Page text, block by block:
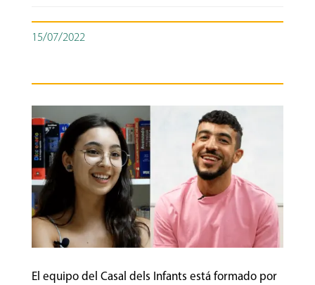
15/07/2022
El equipo del Casal dels Infants está formado por